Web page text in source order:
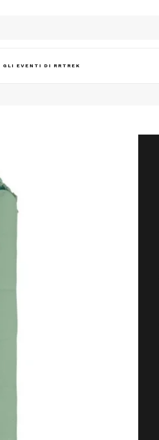
GLI EVENTI DI RRTREK